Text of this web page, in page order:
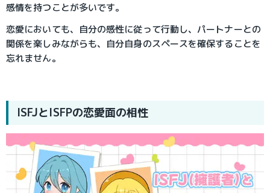
感情を持つことが多いです。
恋愛においても、自分の感性に従って行動し、パートナーとの
関係を楽しみながらも、自分自身のスペースを確保することを
忘れません。
ISFJとISFPの恋愛面の相性